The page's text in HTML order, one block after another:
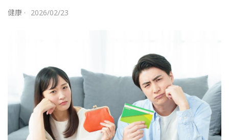
健康 · 2026/02/23